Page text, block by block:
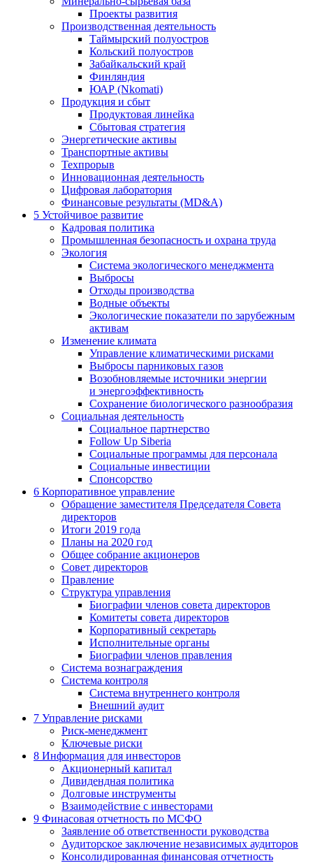
Проекты развития
Производственная деятельность
Таймырский полуостров
Кольский полуостров
Забайкальский край
Финляндия
ЮАР (Nkomati)
Продукция и сбыт
Продуктовая линейка
Сбытовая стратегия
Энергетические активы
Транспортные активы
Техпрорыв
Инновационная деятельность
Цифровая лаборатория
Финансовые результаты (MD&A)
5 Устойчивое развитие
Кадровая политика
Промышленная безопасность и охрана труда
Экология
Система экологического менеджмента
Выбросы
Отходы производства
Водные объекты
Экологические показатели по зарубежным
активам
Изменение климата
Управление климатическими рисками
Выбросы парниковых газов
Возобновляемые источники энергии
и энергоэффективность
Сохранение биологического разнообразия
Социальная деятельность
Социальное партнерство
Follow Up Siberia
Социальные программы для персонала
Социальные инвестиции
Спонсорство
6 Корпоративное управление
Обращение заместителя Председателя Совета
директоров
Итоги 2019 года
Планы на 2020 год
Общее собрание акционеров
Совет директоров
Правление
Структура управления
Биографии членов совета директоров
Комитеты совета директоров
Корпоративный секретарь
Исполнительные органы
Биографии членов правления
Система вознаграждения
Система контроля
Система внутреннего контроля
Внешний аудит
7 Управление рисками
Риск-менеджмент
Ключевые риски
8 Информация для инвесторов
Акционерный капитал
Дивидендная политика
Долговые инструменты
Взаимодействие с инвеcторами
9 Финасовая отчетность по МСФО
Заявление об ответственности руководства
Аудиторское заключение независимых аудиторов
Консолидированная финансовая отчетность